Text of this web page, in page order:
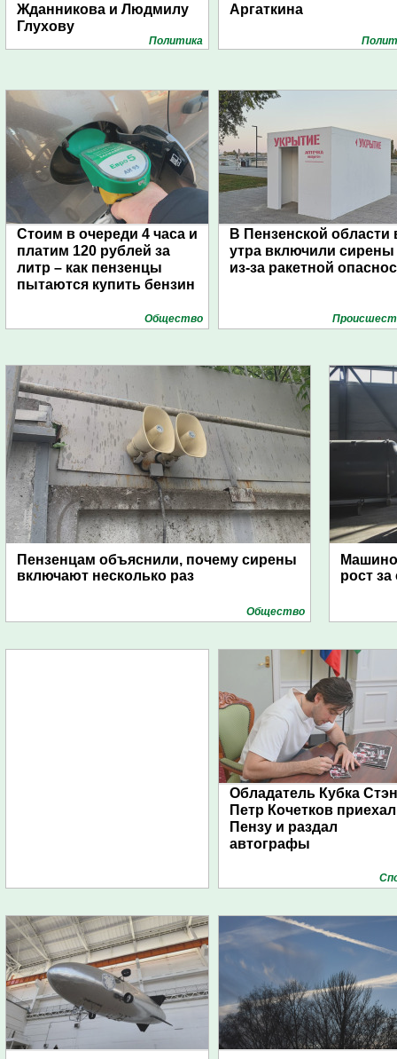
Жданникова и Людмилу
Глухову
Политика
Аргаткина
Стоим в очереди 4 часа и
платим 120 рублей за
литр – как пензенцы
пытаются купить бензин
Общество
В Пензенской области
утра включили сирены
из-за ракетной
Пензенцам объяснили, почему сирены
включают несколько раз
Общество
рост за
Обладатель Кубка
Петр Кочетков
Пензу и раздал
автографы